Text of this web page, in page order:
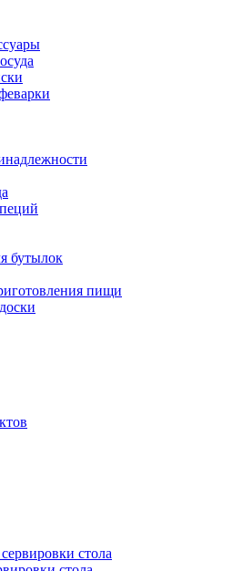
бутылок
пищи
стола